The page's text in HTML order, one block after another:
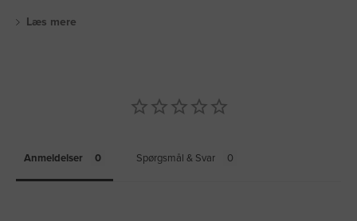
Læs mere
Anmeldelser Spørgsmål & Svar